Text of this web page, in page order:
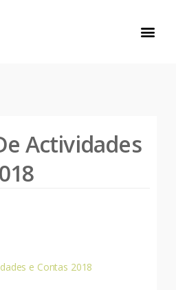
Actividades
e Contas 2018